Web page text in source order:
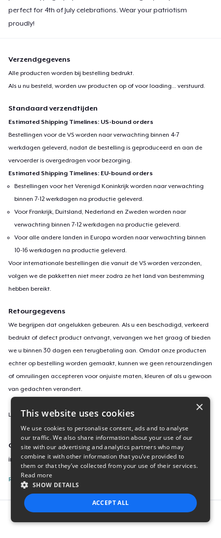
perfect for 4th of July celebrations. Wear your patriotism
proudly!
Verzendgegevens
Alle producten worden bij bestelling bedrukt.
Als u nu besteld, worden uw producten op of voorloading... verstuurd.
Standaard verzendtijden
Estimated Shipping Timelines: US-bound orders
Bestellingen voor de VS worden naar verwachting binnen 4-7
werkdagen geleverd, nadat de bestelling is geproduceerd en aan de
vervoerder is overgedragen voor bezorging.
Estimated Shipping Timelines: EU-bound orders
Bestellingen voor het Verenigd Koninkrijk worden naar verwachting
binnen 7-12 werkdagen na productie geleverd.
Voor Frankrijk, Duitsland, Nederland en Zweden worden naar
verwachting binnen 7-12 werkdagen na productie geleverd.
Voor alle andere landen in Europa worden naar verwachting binnen
10-16 werkdagen na productie geleverd.
Voor internationale bestellingen die vanuit de VS worden verzonden,
volgen we de pakketten niet meer zodra ze het land van bestemming
hebben bereikt.
Retourgegevens
We begrijpen dat ongelukken gebeuren. Als u een beschadigd, verkeerd
bedrukt of defect product ontvangt, vervangen we het graag of bieden
we u binnen 30 dagen een terugbetaling aan. Omdat onze producten
echter op bestelling worden gemaakt, kunnen we geen retourzendingen
of omruilingen accepteren voor onjuiste maten, kleuren of als u gewoon
van gedachten verandert.
Lees hier meer over onze retourvoorwaarden.
Campagne-ID
independence-day-t-march-2025
Rapporteer deze inhoud
×
This website uses cookies
We use cookies to personalise content, ads and to analyse
our traffic. We also share information about your use of our
site with our advertising and analytics partners who may
combine it with other information that you’ve provided to
them or that they’ve collected from your use of their services.
Read more
SHOW DETAILS
ACCEPT ALL
STRICTLY NECESSARY PERFORMANCE